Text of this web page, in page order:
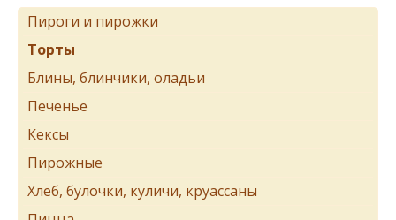
Пироги и пирожки
Торты
Блины, блинчики, оладьи
Печенье
Кексы
Пирожные
Хлеб, булочки, куличи, круассаны